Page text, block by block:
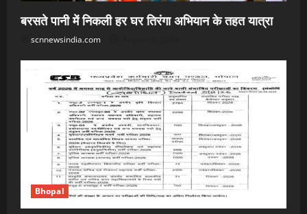
बरसते पानी में निकली हर घर तिरंगा अभियान के तहत यात्रा
scnnewsindia.com
Bhopal